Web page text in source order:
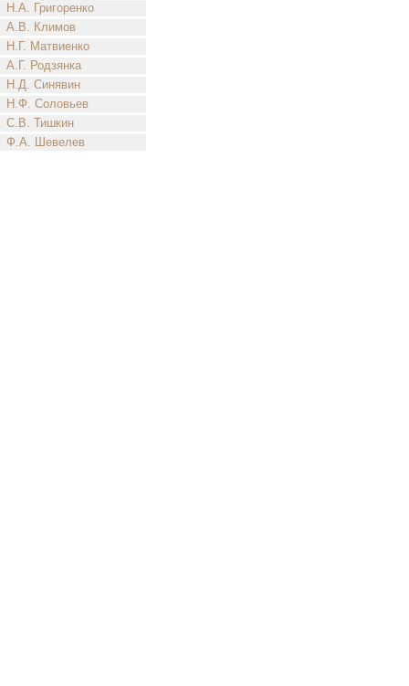
Н.А. Григоренко
А.В. Климов
Н.Г. Матвиенко
А.Г. Родзянка
Н.Д. Синявин
Н.Ф. Соловьев
С.В. Тишкин
Ф.А. Шевелев